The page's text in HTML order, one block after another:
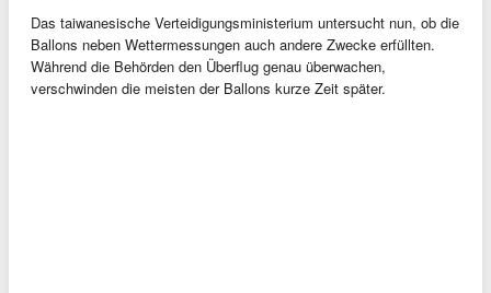
Das taiwanesische Verteidigungsministerium untersucht nun, ob die
Ballons neben Wettermessungen auch andere Zwecke erfüllten.
Während die Behörden den Überflug genau überwachen,
verschwinden die meisten der Ballons kurze Zeit später.